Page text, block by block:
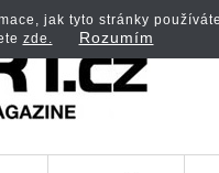
jak tyto stránky
zde. Rozumím